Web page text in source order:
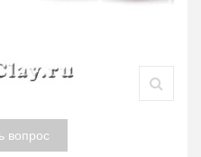
вопрос